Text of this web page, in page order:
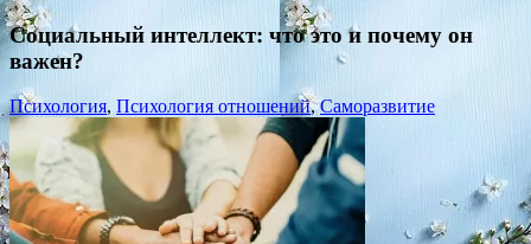
Социальный интеллект: что это и почему он
важен?
Психология, Психология отношений,Саморазвитие